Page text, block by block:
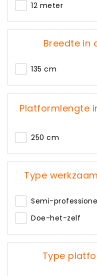
12 meter
Breedte in
135 cm
Platformlengte
250 cm
Type
Semi-
Doe-het-zelf
Type